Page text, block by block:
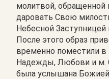
молитвой,
даровать Свою
Небесной Заступницей
После этого образ
временно поместили
Надежды, Любови и м.
была услышана